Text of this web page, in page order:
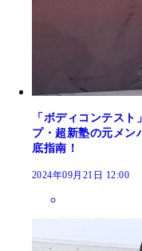
「ボディコンテス
プ・超新塾の元メン
底指南！
2024年09月21日 12:00